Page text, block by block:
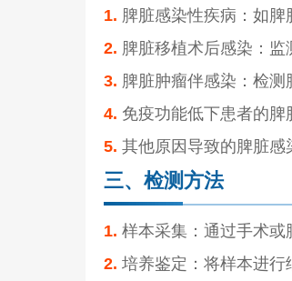
1. 脾脏感染性疾病：如脾
2. 脾脏移植术后感染：监
3. 脾脏肿瘤伴感染：检测
4. 免疫功能低下患者的脾
5. 其他原因导致的脾脏感
三、检测方法
1. 样本采集：通过手术或
2. 培养鉴定：将样本进行